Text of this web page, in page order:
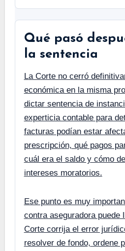
Qué pasó
la sentencia
La Corte no cerró definitivamente la discusión
económica en la misma
dictar sentencia de
experticia contable para
facturas podían estar
prescripción, qué pagos
cuál era el saldo y cómo
intereses moratorios.
Ese punto es muy
contra aseguradora puede
Corte corrija el error
resolver de fondo, ordene